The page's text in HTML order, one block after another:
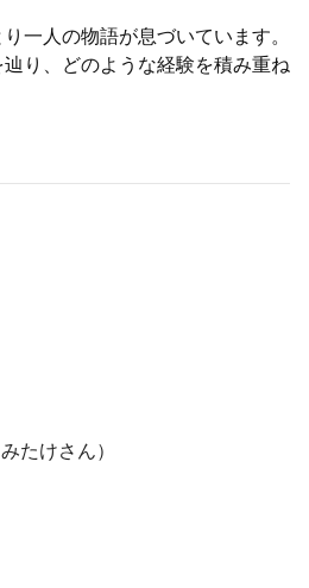
一人の物語が息づいています。
り、どのような経験を積み重ね
たけさん）